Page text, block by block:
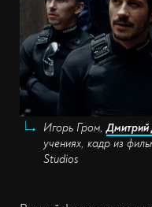
Игорь Гром,Дмитрий
учениях, кадр из
Studios